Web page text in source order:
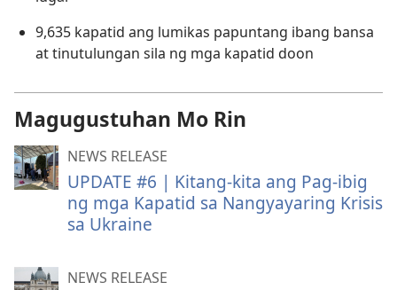
9,635 kapatid ang lumikas papuntang ibang bansa
at tinutulungan sila ng mga kapatid doon
Magugustuhan Mo Rin
NEWS RELEASE
UPDATE #6 | Kitang-kita ang Pag-ibig
ng mga Kapatid sa Nangyayaring Krisis
sa Ukraine
NEWS RELEASE